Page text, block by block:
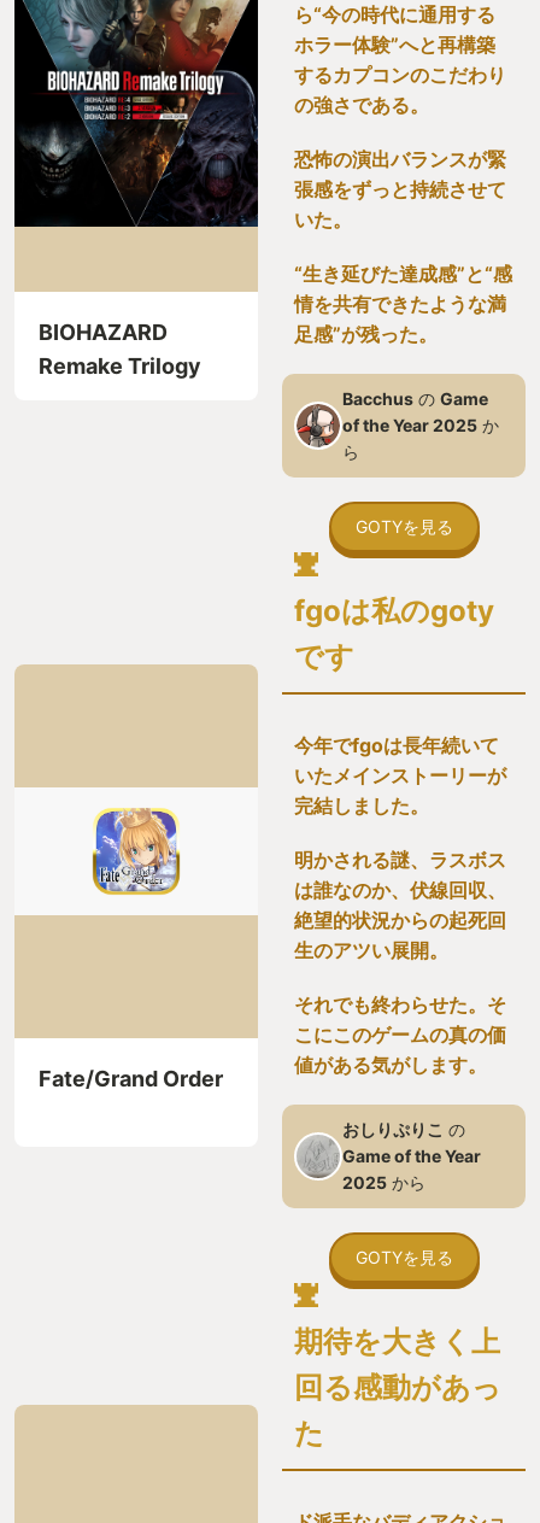
BIOHAZARD
Remake Trilogy
ら“今の時代に通用する
ホラー体験”へと再構築
するカプコンのこだわり
の強さである。
恐怖の演出バランスが緊
張感をずっと持続させて
いた。
“生き延びた達成感”と“感
情を共有できたような満
足感”が残った。
Bacchus の Game
of the Year 2025 か
ら
GOTYを見る
Fate/Grand Order
fgoは私のgoty
です
今年でfgoは長年続いて
いたメインストーリーが
完結しました。
明かされる謎、ラスボス
は誰なのか、伏線回収、
絶望的状況からの起死回
生のアツい展開。
それでも終わらせた。そ
こにこのゲームの真の価
値がある気がします。
おしりぷりこ の
Game of the Year
2025 から
GOTYを見る
期待を大きく上
回る感動があっ
た